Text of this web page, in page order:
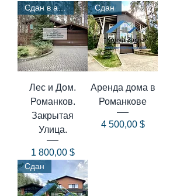
Сдан в аренду
Лес и Дом.
Романков.
Закрытая
Улица.
Цена
1 800,00 $
Сдан
Аренда дома в
Романкове
Цена
4 500,00 $
Сдан